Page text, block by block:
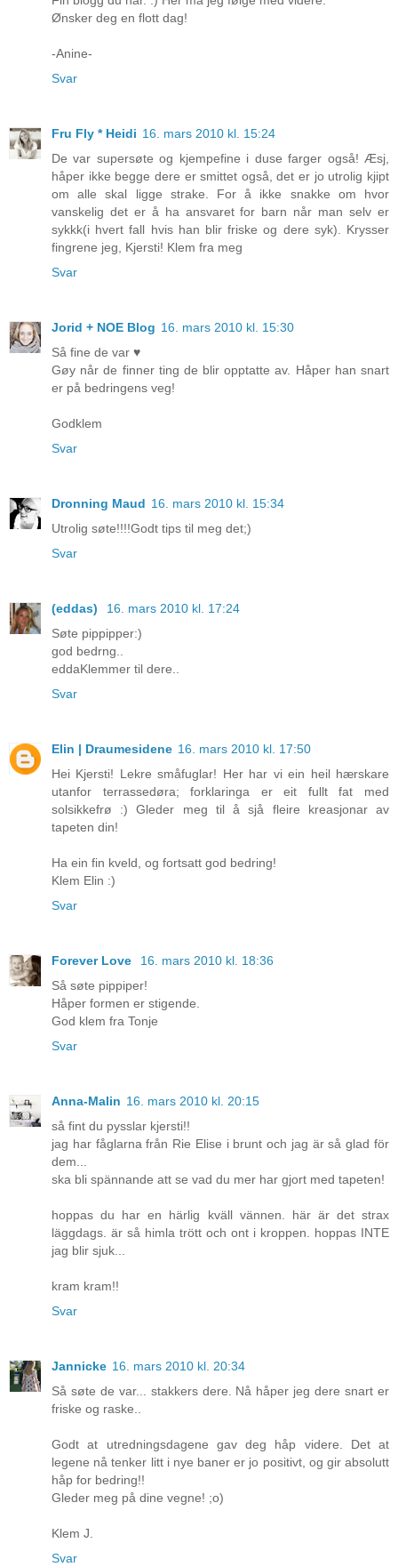
Ønsker deg en flott dag!
-Anine-
Svar
Fru Fly * Heidi 16. mars 2010 kl. 15:24
De var supersøte og kjempefine i duse farger også! Æsj,
håper ikke begge dere er smittet også, det er jo utrolig kjipt
om alle skal ligge strake. For å ikke snakke om hvor
vanskelig det er å ha ansvaret for barn når man selv er
sykkk(i hvert fall hvis han blir friske og dere syk). Krysser
fingrene jeg, Kjersti! Klem fra meg
Svar
Jorid + NOE Blog 16. mars 2010 kl. 15:30
Så fine de var ♥
Gøy når de finner ting de blir opptatte av. Håper han snart
er på bedringens veg!
Godklem
Svar
Dronning Maud 16. mars 2010 kl. 15:34
Utrolig søte!!!!Godt tips til meg det;)
Svar
(eddas)
16. mars 2010 kl. 17:24
Søte pippipper:)
god bedrng..
eddaKlemmer til dere..
Svar
Elin | Draumesidene 16. mars 2010 kl. 17:50
Hei Kjersti! Lekre småfuglar! Her har vi ein heil hærskare
utanfor terrassedøra; forklaringa er eit fullt fat med
solsikkefrø :) Gleder meg til å sjå fleire kreasjonar av
tapeten din!
Ha ein fin kveld, og fortsatt god bedring!
Klem Elin :)
Svar
Forever Love
16. mars 2010 kl. 18:36
Så søte pippiper!
Håper formen er stigende.
God klem fra Tonje
Svar
Anna-Malin 16. mars 2010 kl. 20:15
så fint du pysslar kjersti!!
jag har fåglarna från Rie Elise i brunt och jag är så glad för
dem...
ska bli spännande att se vad du mer har gjort med tapeten!
hoppas du har en härlig kväll vännen. här är det strax
läggdags. är så himla trött och ont i kroppen. hoppas INTE
jag blir sjuk...
kram kram!!
Svar
Jannicke 16. mars 2010 kl. 20:34
Så søte de var... stakkers dere. Nå håper jeg dere snart er
friske og raske..
Godt at utredningsdagene gav deg håp videre. Det at
legene nå tenker litt i nye baner er jo positivt, og gir absolutt
håp for bedring!!
Gleder meg på dine vegne! ;o)
Klem J.
Svar